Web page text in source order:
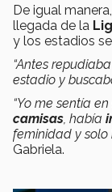
De igual
llegada de la
y los estadios
“Antes
estadio y
“Yo me sentía en
camisas, había
feminidad y solo
Gabriela.